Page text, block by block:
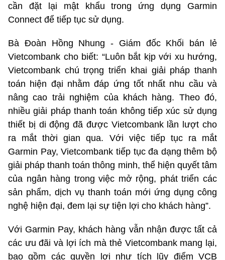
cần đặt lại mật khẩu trong ứng dụng Garmin
Connect để tiếp tục sử dụng.
Bà Đoàn Hồng Nhung - Giám đốc Khối bán lẻ
Vietcombank cho biết: “Luôn bắt kịp với xu hướng,
Vietcombank chú trọng triển khai giải pháp thanh
toán hiện đại nhằm đáp ứng tốt nhất nhu cầu và
nâng cao trải nghiệm của khách hàng. Theo đó,
nhiều giải pháp thanh toán không tiếp xúc sử dụng
thiết bị di động đã được Vietcombank lần lượt cho
ra mắt thời gian qua. Với việc tiếp tục ra mắt
Garmin Pay, Vietcombank tiếp tục đa dạng thêm bộ
giải pháp thanh toán thông minh, thể hiện quyết tâm
của ngân hàng trong việc mở rộng, phát triển các
sản phẩm, dịch vụ thanh toán mới ứng dụng công
nghệ hiện đại, đem lại sự tiện lợi cho khách hàng”.
Với Garmin Pay, khách hàng vẫn nhận được tất cả
các ưu đãi và lợi ích mà thẻ Vietcombank mang lại,
bao gồm các quyền lợi như tích lũy điểm VCB